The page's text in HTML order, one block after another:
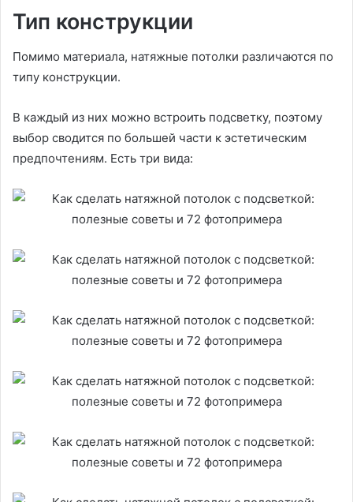
Тип конструкции
Помимо материала, натяжные потолки различаются по
типу конструкции.
В каждый из них можно встроить подсветку, поэтому
выбор сводится по большей части к эстетическим
предпочтениям. Есть три вида: